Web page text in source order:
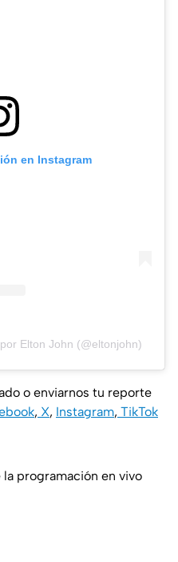
en Instagram
Elton John (@eltonjohn)
o enviarnos tu reporte
, X, Instagram, TikTok
programación en vivo